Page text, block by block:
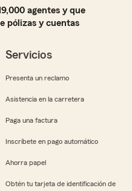
agentes y que
pólizas y cuentas
Servicios
Presenta un reclamo
Asistencia en la carretera
Paga una factura
Inscríbete en pago automático
Ahorra papel
Obtén tu tarjeta de identificación de